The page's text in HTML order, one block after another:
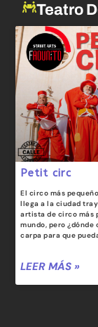
Teatro
Petit circ
El circo más
llega a la ciudad
artista de circo más
mundo, pero ¿dónde
carpa para que
LEER MÁS »